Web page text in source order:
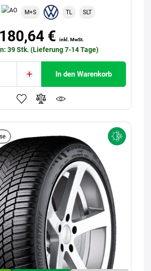
M+S TL SLT
180,64 € inkl. MwSt.
39 Stk. (Lieferung 7-14 Tage)
In den Warenkorb